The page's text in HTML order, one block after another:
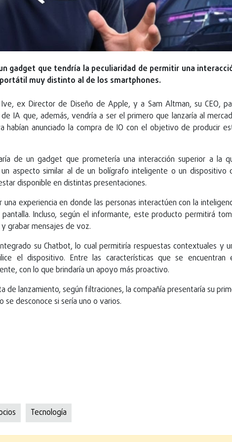
gadget que tendría la peculiaridad de permitir una
muy distinto al de los smartphones.
ex Director de Diseño de Apple, y a Sam Altman, su CEO,
IA que, además, vendría a ser el primero que lanzaría al
habían anunciado la compra de IO con el objetivo de producir
de un gadget que prometería una interacción superior a la
aspecto similar al de un bolígrafo inteligente o un dispositivo
disponible en distintas presentaciones.
experiencia en donde las personas interactúen con la
Incluso, según el informante, este producto permitirá
grabar mensajes de voz.
su Chatbot, lo cual permitiría respuestas contextuales y
el dispositivo. Entre las características que se encuentran
con lo que brindaría un apoyo más proactivo.
de lanzamiento, según filtraciones, la compañía presentaría su
desconoce si sería uno o varios.
Tecnologí­a